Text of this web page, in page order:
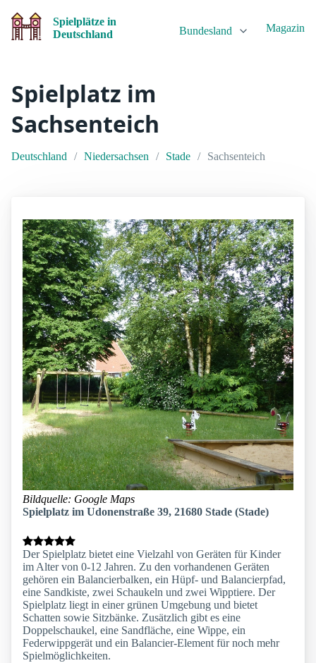
Spielplätze in
Deutschland
Bundesland Magazin
Spielplatz im
Sachsenteich
Deutschland Niedersachsen Stade Sachsenteich
Bildquelle: Google Maps
Spielplatz im Udonenstraße 39, 21680 Stade (Stade)
Der Spielplatz bietet eine Vielzahl von Geräten für Kinder
im Alter von 0-12 Jahren. Zu den vorhandenen Geräten
gehören ein Balancierbalken, ein Hüpf- und Balancierpfad,
eine Sandkiste, zwei Schaukeln und zwei Wipptiere. Der
Spielplatz liegt in einer grünen Umgebung und bietet
Schatten sowie Sitzbänke. Zusätzlich gibt es eine
Doppelschaukel, eine Sandfläche, eine Wippe, ein
Federwippgerät und ein Balancier-Element für noch mehr
Spielmöglichkeiten.